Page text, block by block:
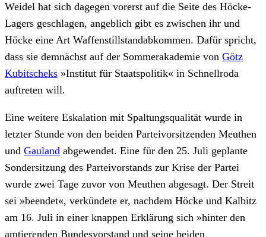
Weidel hat sich dagegen vorerst auf die Seite des Höcke-
Lagers geschlagen, angeblich gibt es zwischen ihr und
Höcke eine Art Waffenstillstandabkommen. Dafür spricht,
dass sie demnächst auf der Sommerakademie von Götz
Kubitscheks »Institut für Staatspolitik« in Schnellroda
auftreten will.
Eine weitere Eskalation mit Spaltungsqualität wurde in
letzter Stunde von den beiden Parteivorsitzenden Meuthen
und Gauland abgewendet. Eine für den 25. Juli geplante
Sondersitzung des Parteivorstands zur Krise der Partei
wurde zwei Tage zuvor von Meuthen abgesagt. Der Streit
sei »beendet«, verkündete er, nachdem Höcke und Kalbitz
am 16. Juli in einer knappen Erklärung sich »hinter den
amtierenden Bundesvorstand und seine beiden